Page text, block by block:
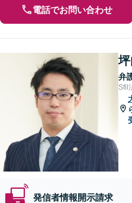
電話でお問い合わせ
弁
Sfil
発信者情報開示請求